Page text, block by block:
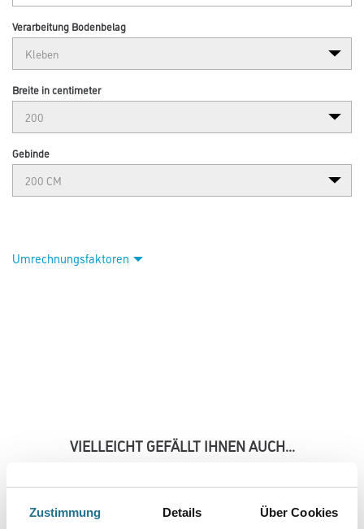
Zustimmung Details Über Cookies
Verarbeitung Bodenbelag
Breite in centimeter
Gebinde
Umrechnungsfaktoren
VIELLEICHT GEFÄLLT IHNEN AUCH...